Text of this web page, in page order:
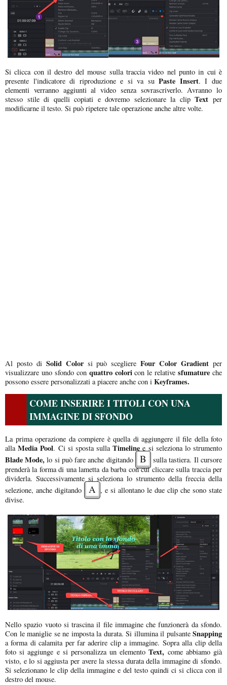
Si clicca con il destro del mouse sulla traccia video nel punto in cui è
presente l'indicatore di riproduzione e si va suPaste Insert. I due
elementi verranno aggiunti al video senza sovrascriverlo. Avranno lo
stesso stile di quelli copiati e dovremo selezionare la clipTextper
modificarne il testo. Si può ripetere tale operazione anche altre volte.
Al posto di Solid Colorsi può scegliereFour Color Gradient per
visualizzare uno sfondo con quattro coloricon le relativesfumatureche
possono essere personalizzati a piacere anche con i Keyframes.
COME INSERIRE I TITOLI CON UNA
IMMAGINE DI SFONDO
La prima operazione da compiere è quella di aggiungere il file della foto
allaMedia Pool. Ci si sposta sullaTimelinee si seleziona lo strumento
Blade Mode, lo si può fare anche digitando B
sulla tastiera. Il cursore
prenderà la forma di una lametta da barba con cui cliccare sulla traccia per
dividerla. Successivamente si seleziona lo strumento della freccia della
selezione, anche digitando
A
, e si allontano le due clip che sono state
divise.
Nello spazio vuoto si trascina il file immagine che funzionerà da sfondo.
Con le maniglie se ne imposta la durata. Si illumina il pulsante Snapping
a forma di calamita per far aderire clip a immagine. Sopra alla clip della
foto si aggiunge e si personalizza un elementoText, come abbiamo già
visto, e lo si aggiusta per avere la stessa durata della immagine di sfondo.
Si selezionano le clip della immagine e del testo quindi ci si clicca con il
destro del mouse.